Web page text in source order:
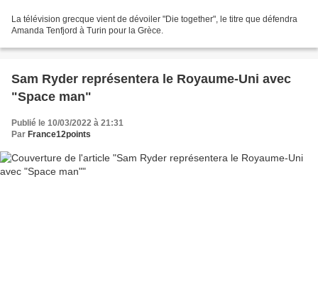
La télévision grecque vient de dévoiler "Die together", le titre que défendra
Amanda Tenfjord à Turin pour la Grèce.
Sam Ryder représentera le Royaume-Uni avec
"Space man"
Publié le 10/03/2022 à 21:31
Par France12points